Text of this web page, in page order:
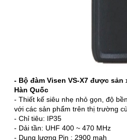
- Bộ đàm Visen VS-X7 được
Hàn Quốc
- Thiết kế siêu nhẹ nhỏ gọn, độ
với các sản phẩm trên thị trường
- Chỉ tiêu: IP35
- Dải tần: UHF 400 ~ 470 MHz
- Dung lượng Pin : 2900 mah